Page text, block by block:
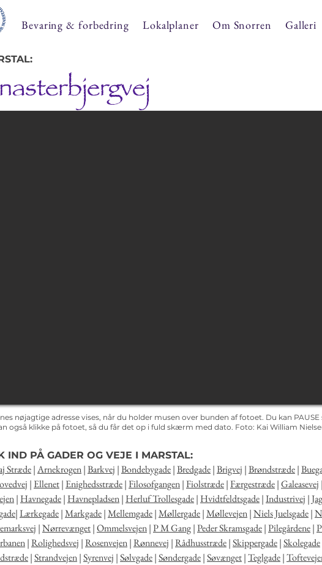
Bevaring & forbedring Lokalplaner Om Snorren Galleri
nøjagtige adresse vises, når du holder musen over bunden af fotoet. Du kan
også klikke på fotoet, så du får det op i fuld skærm med dato. Foto: Kai William
IND PÅ GADER OG VEJE I MARSTAL:
Stræde|Arnekrogen|Barkvej |Bondebygade|Bredgade|Brigvej |Brøndstræde|
| Ellenet| Enighedsstræde|Filosofgangen|Fiolstræde|Færgestræde|Galeasevej |
| Havnegade| Havnepladsen| Herluf Trollesgade| Hvidtfeldtsgade|Industrivej |
|Lærkegade|Markgade|Mellemgade|Møllergade|Møllevejen|Niels Juelsgade|
|Nørrevænget|Ommelsvejen|P M Gang|Peder Skramsgade|Pilegårdene|
|Rolighedsvej |Rosenvejen|Rønnevej |Rådhusstræde|Skippergade|Skolegade
|Strandvejen|Syrenvej |Sølvgade|Søndergade|Søvænget|Teglgade|